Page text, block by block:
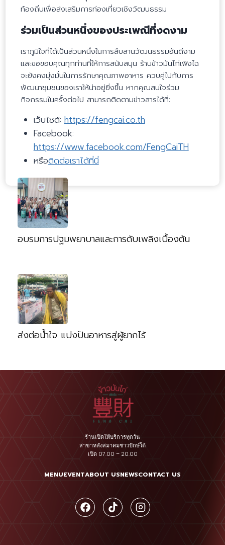
ท้องถิ่นเพื่อส่งเสริมการท่องเที่ยวเชิงวัฒนธรรม
ร่วมเป็นส่วนหนึ่งของประเพณีที่งดงาม
เราภูมิใจที่ได้เป็นส่วนหนึ่งในการสืบสานวัฒนธรรมอันดีงาม
และขอขอบคุณทุกท่านที่ให้การสนับสนุน ร้านข้าวมันไก่เฟิงไฉ
จะยังคงมุ่งมั่นในการรักษาคุณภาพอาหาร ควบคู่ไปกับการ
พัฒนาชุมชนของเราให้น่าอยู่ยิ่งขึ้น หากคุณสนใจร่วม
กิจกรรมในครั้งต่อไป สามารถติดตามข่าวสารได้ที่:
เว็บไซต์:https://fengcai.co.th
Facebook:
https://www.facebook.com/FengCaiTH
หรือติดต่อเราได้ที่นี่
อบรมการปฐมพยาบาลและการดับเพลิงเบื้องต้น
ส่งต่อน้ำใจ แบ่งปันอาหารสู่ผู้ยากไร้
ร้านเปิดให้บริการทุกวัน
สาขาหลังสมาคมชาวปักษ์ใต้
เปิด 07.00 – 20.00
MENUEVENTABOUT USNEWSCONTACT US